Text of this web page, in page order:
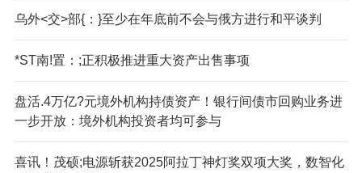
乌外<交>部{：}至少在年底前不会与俄方进行和平谈判
*ST南!置：;正积极推进重大资产出售事项
盘活.4万亿?元境外机构持债资产！银行间债市回购业务进
一步开放：境外机构投资者均可参与
喜讯！茂硕;电源斩获2025阿拉丁神灯奖双项大奖，数智化